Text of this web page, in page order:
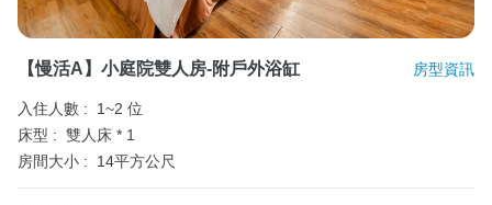
【慢活a】小庭院雙人房-附戶外浴缸 房型資訊
入住人數 :
1~2 位
床型 : 雙人床 * 1
房間大小 :
14平方公尺